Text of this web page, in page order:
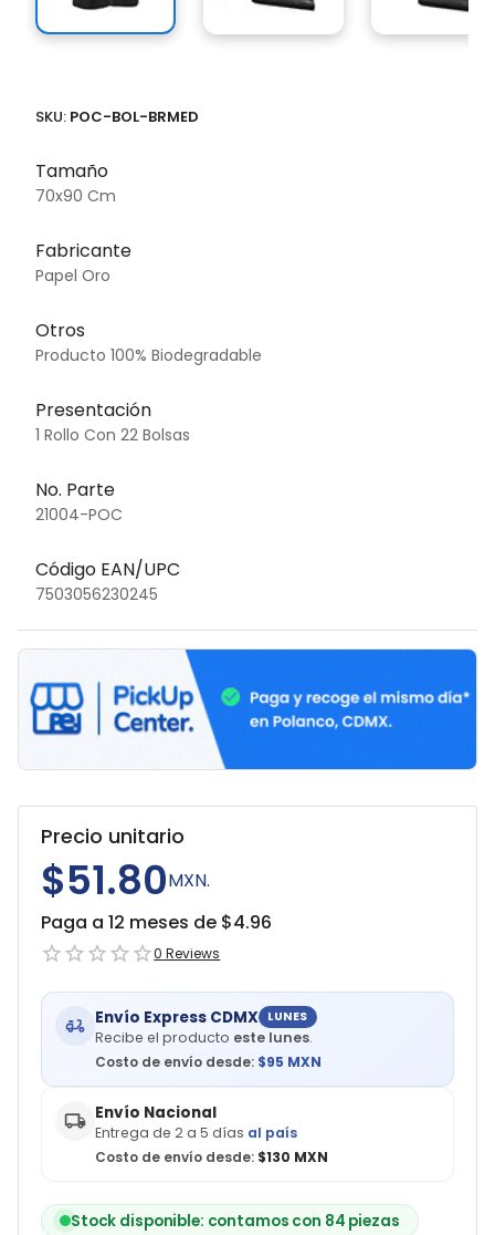
SKU: POC-BOL-BRMED
Tamaño
70x90 Cm
Fabricante
Papel Oro
Otros
Producto 100% Biodegradable
Presentación
1 Rollo Con 22 Bolsas
No. Parte
21004-POC
Código EAN/UPC
7503056230245
Precio unitario
$51.80MXN.
Paga a 12 meses de $4.96
0 Reviews
Envío Express CDMX LUNES
Recibe el producto este lunes.
Costo de envío desde: $95 MXN
Envío Nacional
Entrega de 2 a 5 días al país
Costo de envío desde: $130 MXN
Stock disponible: contamos con 84 piezas